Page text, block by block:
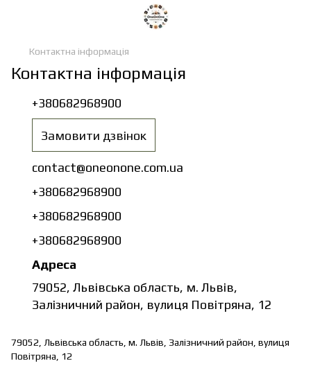
Контактна інформація
Контактна інформація
+380682968900
Замовити дзвінок
contact@oneonone.com.ua
+380682968900
+380682968900
+380682968900
Адреса
79052, Львівська область, м. Львів,
Залізничний район, вулиця Повітряна, 12
79052, Львівська область, м. Львів, Залізничний район, вулиця
Повітряна, 12